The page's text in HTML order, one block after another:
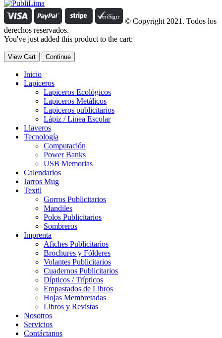
© Copyright 2021. Todos los
derechos reservados.
You've just added this product to the cart:
View Cart Continue
Inicio
Lapiceros
Lapiceros Ecológicos
Lapiceros Metálicos
Lapiceros publicitarios
Lápiz / Linea Escolar
Llaveros
Tecnología
Computación
Power Banks
USB Memorias
Calendarios
Jarros Mug
Textil
Gorros Publicitarios
Mandiles
Polos Publicitarios
Sombreros
Imprenta
Afiches Publicitarios
Brochures y Fólderes
Volantes Publicitarios
Cuadernos Publicitarios
Dípticos / Trípticos
Empastados de Libros
Hojas Membretadas
Libros y Revistas
Nosotros
Servicios
Contáctanos